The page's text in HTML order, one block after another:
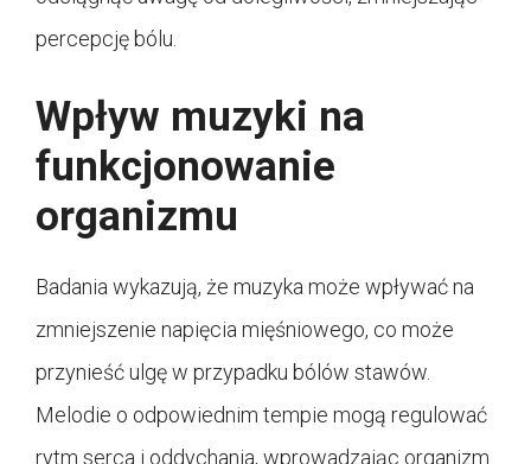
percepcję bólu.
Wpływ muzyki na
funkcjonowanie
organizmu
Badania wykazują, że muzyka może wpływać na
zmniejszenie napięcia mięśniowego, co może
przynieść ulgę w przypadku bólów stawów.
Melodie o odpowiednim tempie mogą regulować
rytm serca i oddychania, wprowadzając organizm